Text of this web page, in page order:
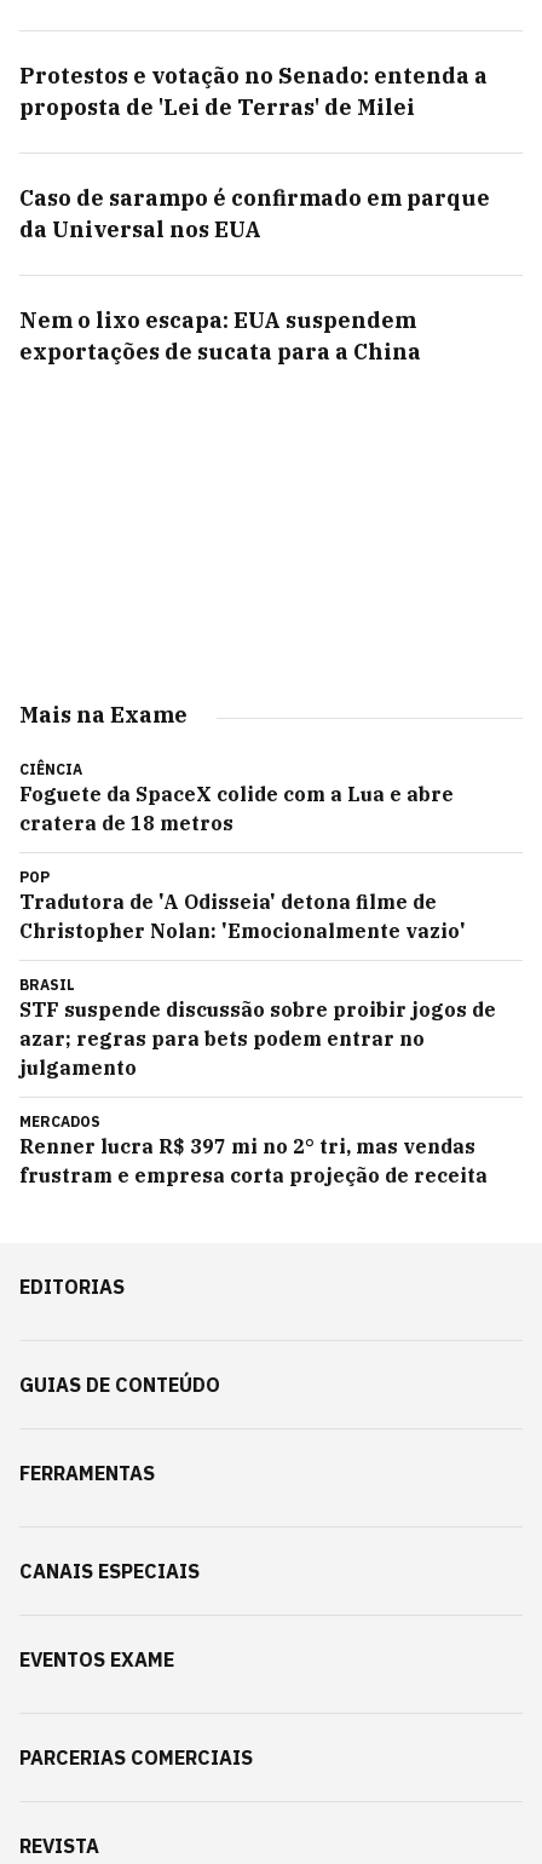
Protestos e votação no Senado: entenda a
proposta de 'Lei de Terras' de Milei
Caso de sarampo é confirmado em parque
da Universal nos EUA
Nem o lixo escapa: EUA suspendem
exportações de sucata para a China
Mais na Exame
CIÊNCIA
Foguete da SpaceX colide com a Lua e abre
cratera de 18 metros
POP
Tradutora de 'A Odisseia' detona filme de
Christopher Nolan: 'Emocionalmente vazio'
BRASIL
STF suspende discussão sobre proibir jogos de
azar; regras para bets podem entrar no
julgamento
MERCADOS
Renner lucra R$ 397 mi no 2° tri, mas vendas
frustram e empresa corta projeção de receita
EDITORIAS
GUIAS DE CONTEÚDO
FERRAMENTAS
CANAIS ESPECIAIS
EVENTOS EXAME
PARCERIAS COMERCIAIS
REVISTA